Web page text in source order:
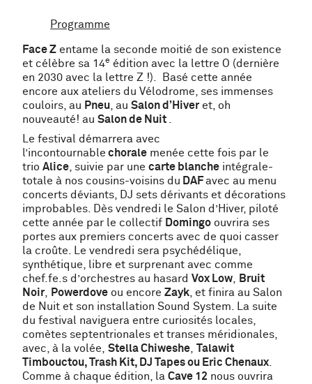
Programme
Face Z entame la seconde moitié de son existence
et célèbre sa 14e édition avec la lettre O (dernière
en 2030 avec la lettre Z !). Basé cette année
encore aux ateliers du Vélodrome, ses immenses
couloirs, au Pneu, au Salon d’Hiver et, oh
nouveauté! au Salon de Nuit .
Le festival démarrera avec
l’incontournable chorale menée cette fois par le
trio Alice, suivie par une carte blanche intégrale-
totale à nos cousins-voisins du DAFavec au menu
concerts déviants, DJ sets dérivants et décorations
improbables. Dès vendredi le Salon d’Hiver, piloté
cette année par le collectif Domingo ouvrira ses
portes aux premiers concerts avec de quoi casser
la croûte. Le vendredi sera psychédélique,
synthétique, libre et surprenant avec comme
chef.fe.s d’orchestres au hasard Vox Low, Bruit
Noir, Powerdove ou encore Zayk, et finira au Salon
de Nuit et son installation Sound System. La suite
du festival naviguera entre curiosités locales,
comètes septentrionales et transes méridionales,
avec, à la volée, Stella Chiweshe, Talawit
Timbouctou, Trash Kit, DJ Tapes ou Eric Chenaux.
Comme à chaque édition, la Cave 12 nous ouvrira